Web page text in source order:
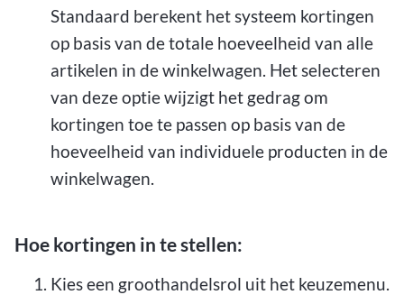
Standaard berekent het systeem kortingen
op basis van de totale hoeveelheid van alle
artikelen in de winkelwagen. Het selecteren
van deze optie wijzigt het gedrag om
kortingen toe te passen op basis van de
hoeveelheid van individuele producten in de
winkelwagen.
Hoe kortingen in te stellen:
Kies een groothandelsrol uit het keuzemenu.